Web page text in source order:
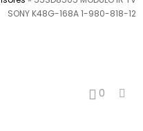
SONY K48G-168A 1-980-818-12
0